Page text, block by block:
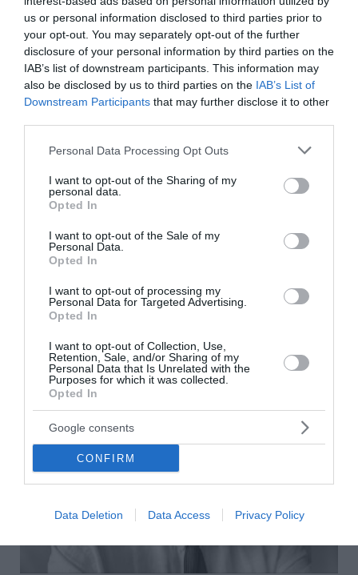
us or personal information disclosed to third parties prior to
your opt-out. You may separately opt-out of the further
disclosure of your personal information by third parties on the
IAB’s list of downstream participants. This information may
also be disclosed by us to third parties on the IAB’s List of
Downstream Participants that may further disclose it to other
Please note that this website/app uses one or more Google
not limited to your visit or usage behaviour. You may click to
grant or deny consent to Google and its third-party tags to
use your data for below specified purposes in below Google
consent section.
Personal Data Processing Opt Outs
I want to opt-out of the Sharing of my
personal data.
Opted In
I want to opt-out of the Sale of my
Personal Data.
Opted In
I want to opt-out of processing my
Personal Data for Targeted Advertising.
Opted In
I want to opt-out of Collection, Use,
Retention, Sale, and/or Sharing of my
Personal Data that Is Unrelated with the
Purposes for which it was collected.
Opted In
Google consents
CONFIRM
Data Deletion Data Access Privacy Policy
O πολιτικός κόσμος αποχαιρετά τον Ηλία
Τζαφέρη
Ο πολιτικός κόσμος αποχαιρετά τον εκδότη του site
Lykavitos.gr και της εφημερίδας «Καρφί», τον
δημοσιογράφο, τον άνθρωπο, εξαίρετο φίλο και
συνεργάτη,...
10 Ιουνίου 2024